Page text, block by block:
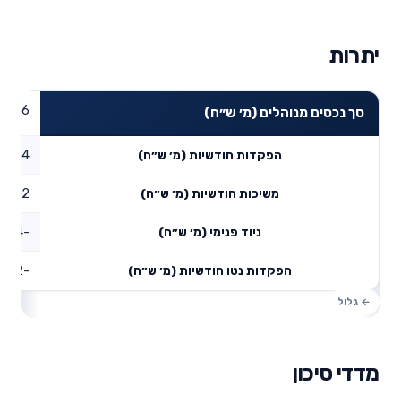
יתרות
סך נכסים מנוהלים (מ׳ ש״ח)
הפקדות חודשיות (מ׳ ש״ח) 0.34
משיכות חודשיות (מ׳ ש״ח) 0.02
ניוד פנימי (מ׳ ש״ח) -0.94
הפקדות נטו חודשיות (מ׳ ש״ח) -0.62
מדדי סיכון